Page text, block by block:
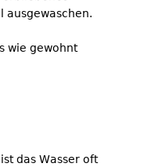
ausgewaschen.
wie gewohnt
das Wasser oft